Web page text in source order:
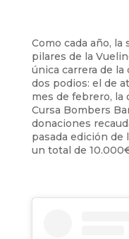
Como cada año, la
pilares de la
única carrera de
dos podios: el de
mes de febrero, la
Cursa Bombers
donaciones
pasada edición de
un total de